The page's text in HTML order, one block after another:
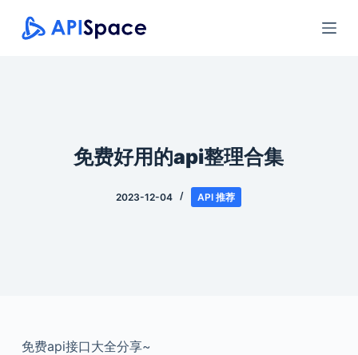
跳
过
免费好用的api整理合集
2023-12-04 API 推荐
免费api接口大全分享~